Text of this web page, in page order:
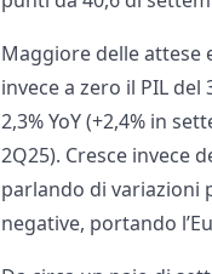
Maggiore delle attese
invece a zero il PIL
2,3% YoY (+2,4% in
2Q25). Cresce invece
parlando di variazioni
negative, portando